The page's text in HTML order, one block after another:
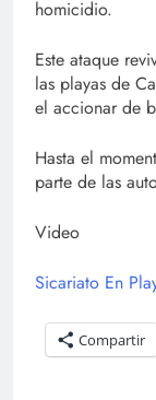
homicidio.
Este ataque
las playas de
el accionar de
Hasta el
parte de las
Video
Sicariato En
Compartir